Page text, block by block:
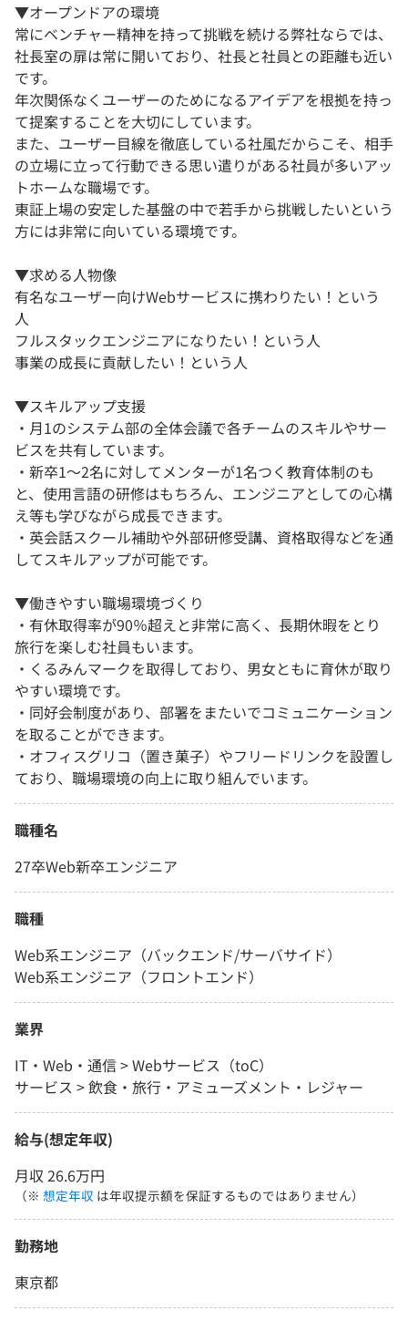
▼オープンドアの環境
常にベンチャー精神を持って挑戦を続ける弊社ならでは、
社長室の扉は常に開いており、社長と社員との距離も近い
です。
年次関係なくユーザーのためになるアイデアを根拠を持っ
て提案することを大切にしています。
また、ユーザー目線を徹底している社風だからこそ、相手
の立場に立って行動できる思い遣りがある社員が多いアッ
トホームな職場です。
東証上場の安定した基盤の中で若手から挑戦したいという
方には非常に向いている環境です。
▼求める人物像
有名なユーザー向けWebサービスに携わりたい！という
人
フルスタックエンジニアになりたい！という人
事業の成長に貢献したい！という人
▼スキルアップ支援
・月1のシステム部の全体会議で各チームのスキルやサー
ビスを共有しています。
・新卒1～2名に対してメンターが1名つく教育体制のも
と、使用言語の研修はもちろん、エンジニアとしての心構
え等も学びながら成長できます。
・英会話スクール補助や外部研修受講、資格取得などを通
してスキルアップが可能です。
▼働きやすい職場環境づくり
・有休取得率が90％超えと非常に高く、長期休暇をとり
旅行を楽しむ社員もいます。
・くるみんマークを取得しており、男女ともに育休が取り
やすい環境です。
・同好会制度があり、部署をまたいでコミュニケーション
を取ることができます。
・オフィスグリコ（置き菓子）やフリードリンクを設置し
ており、職場環境の向上に取り組んでいます。
職種名
27卒Web新卒エンジニア
職種
Web系エンジニア（バックエンド/サーバサイド）
Web系エンジニア（フロントエンド）
業界
IT・Web・通信 > Webサービス（toC）
サービス > 飲食・旅行・アミューズメント・レジャー
給与(想定年収)
月収 26.6万円
（※ 想定年収 は年収提示額を保証するものではありません）
勤務地
東京都